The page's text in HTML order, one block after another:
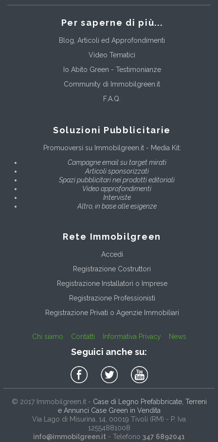
Per saperne di più...
Blog, Articoli ed Approfondimenti
Video Tematici
Io Abito Green - Testimonianze
Community di Immobilgreen.it
F.A.Q.
Soluzioni Pubblicitarie
Promuoversi su Immobilgreen.it - Media Kit:
Campagne email su target mirati
Articoli sponsorizzati
Spazi pubblicitari nei prodotti editoriali
Video approfondimenti
Interviste
Altro, in base alle esigenze
Rete Immobilgreen
Accedi
Registrazione Costruttori
Registrazione Installatori o Imprese
Registrazione Professionisti
Registrazione Privati o Agenzie Immobiliari
Chi siamo Contatti Informativa Privacy News
Seguici anche su:
© 2017 Immobilgreen.it- Case di Legno Prefabbricate, Terreni
e Annunci Case Green in Vendita
Via Lago di Misurina, 14 , 00019 Tivoli (RM) - P. Iva
12554881008
info@immobilgreen.it - Telefono 347 6892041